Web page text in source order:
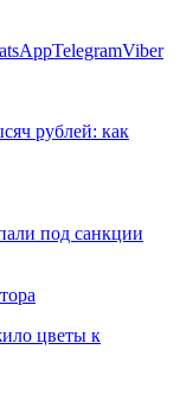
TelegramViber
рублей: как
под санкции
цветы к